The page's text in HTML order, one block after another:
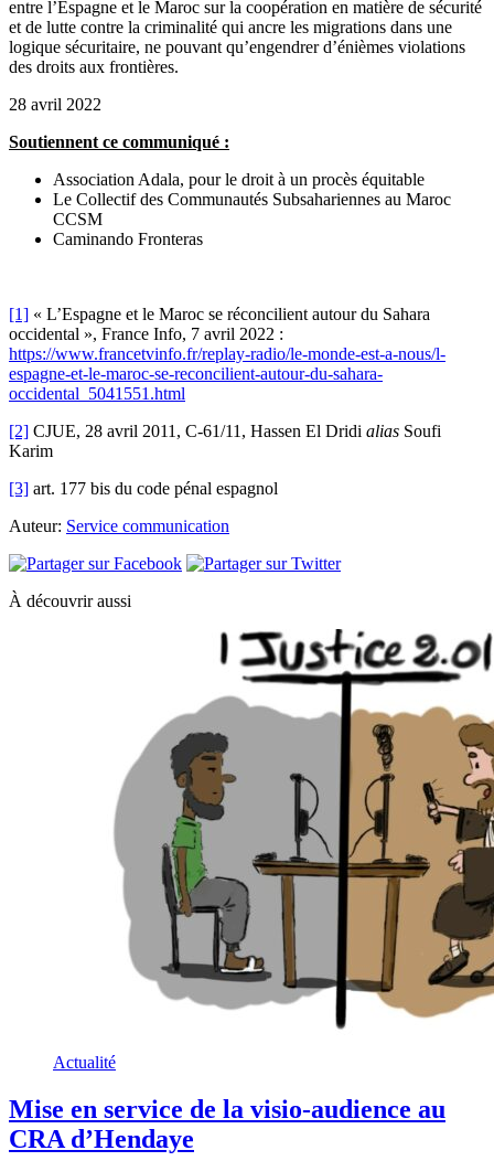
entre l’Espagne et le Maroc sur la coopération en matière de sécurité
et de lutte contre la criminalité qui ancre les migrations dans une
logique sécuritaire, ne pouvant qu’engendrer d’énièmes violations
des droits aux frontières.
28 avril 2022
Soutiennent ce communiqué :
Association Adala, pour le droit à un procès équitable
Le Collectif des Communautés Subsahariennes au Maroc
CCSM
Caminando Fronteras
[1] « L’Espagne et le Maroc se réconcilient autour du Sahara
occidental », France Info, 7 avril 2022 :
https://www.francetvinfo.fr/replay-radio/le-monde-est-a-nous/l-
espagne-et-le-maroc-se-reconcilient-autour-du-sahara-
occidental_5041551.html
[2] CJUE, 28 avril 2011, C-61/11, Hassen El Dridi alias Soufi
Karim
[3] art. 177 bis du code pénal espagnol
Auteur: Service communication
À découvrir aussi
Actualité
Mise en service de la visio-audience au
CRA d’Hendaye